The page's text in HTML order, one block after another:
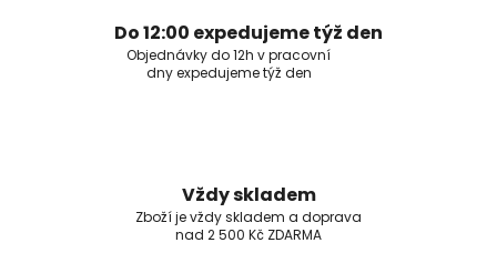
Do 12:00 expedujeme týž den
Objednávky do 12h v pracovní
dny expedujeme týž den
Vždy skladem
Zboží je vždy skladem a doprava
nad 2 500 Kč ZDARMA